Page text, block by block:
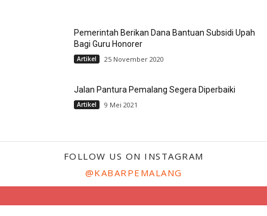
Pemerintah Berikan Dana Bantuan Subsidi Upah
Bagi Guru Honorer
Artikel 25 November 2020
Jalan Pantura Pemalang Segera Diperbaiki
Artikel 9 Mei 2021
FOLLOW US ON INSTAGRAM
@KABARPEMALANG